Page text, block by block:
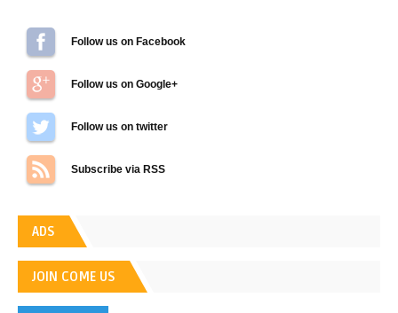
Follow us on Facebook
Follow us on Google+
Follow us on Twitter
Subscribe via RSS
ADS
JOIN COME US